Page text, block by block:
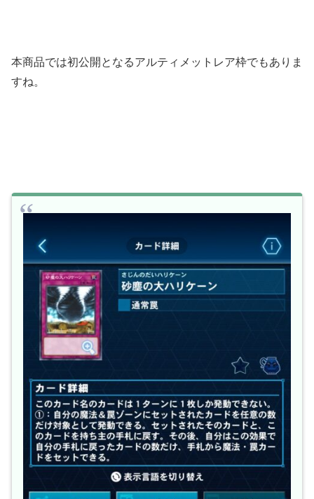
本商品では初公開となるアルティメットレア枠でもありま
すね。